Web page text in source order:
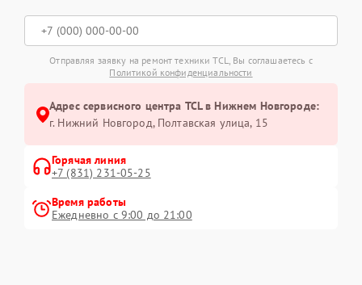
Отправляя заявку на ремонт техники TCL, Вы соглашаетесь с
Политикой конфиденциальности
Адрес сервисного центра TCL в Нижнем Новгороде:
г. Нижний Новгород, Полтавская улица, 15
Горячая линия
+7 (831) 231-05-25
Время работы
Ежедневно с 9:00 до 21:00